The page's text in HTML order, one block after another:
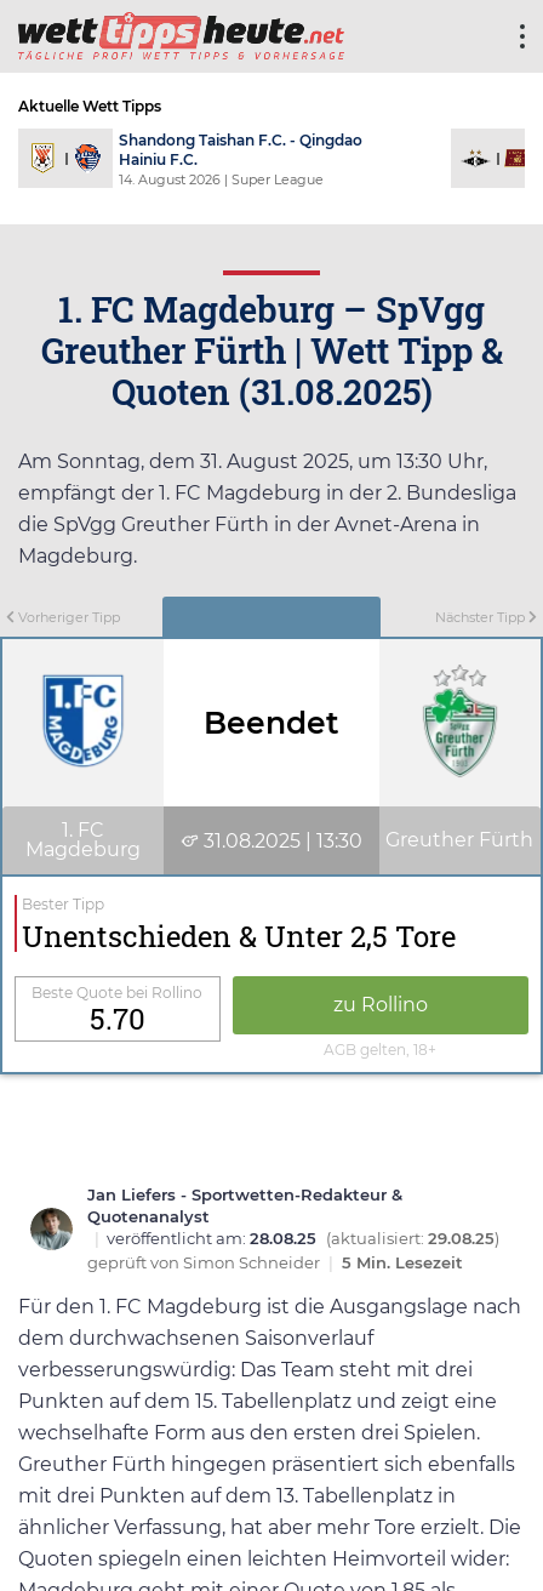
Aktuelle Wett Tipps
Rosenborg BK - Viking FK
1. FC Magdeburg – SpVgg
Greuther Fürth | Wett Tipp &
Quoten (31.08.2025)
Am Sonntag, dem 31. August 2025, um 13:30 Uhr,
empfängt der 1. FC Magdeburg in der 2. Bundesliga
die SpVgg Greuther Fürth in der Avnet-Arena in
Magdeburg.
Vorheriger Tipp Nächster Tipp
Beendet
1. FC
Magdeburg
31.08.2025 | 13:30 Greuther Fürth
Bester Tipp
Unentschieden & Unter 2,5 Tore
Beste Quote bei Rollino
5.70 zu Rollino
AGB gelten, 18+
Jan Liefers - Sportwetten-Redakteur &
Quotenanalyst
| veröffentlicht am: 28.08.25 (aktualisiert: 29.08.25)
geprüft von Simon Schneider | 5 Min. Lesezeit
Für den 1. FC Magdeburg ist die Ausgangslage nach
dem durchwachsenen Saisonverlauf
verbesserungswürdig: Das Team steht mit drei
Punkten auf dem 15. Tabellenplatz und zeigt eine
wechselhafte Form aus den ersten drei Spielen.
Greuther Fürth hingegen präsentiert sich ebenfalls
mit drei Punkten auf dem 13. Tabellenplatz in
ähnlicher Verfassung, hat aber mehr Tore erzielt. Die
Quoten spiegeln einen leichten Heimvorteil wider: